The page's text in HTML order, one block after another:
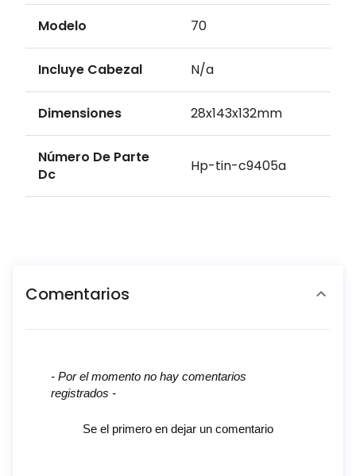
Modelo 70
Incluye Cabezal N/a
Dimensiones 28x143x132mm
Número De Parte
Dc
Hp-tin-c9405a
Comentarios
- Por el momento no hay comentarios
registrados -
Se el primero en dejar un comentario
New content loaded